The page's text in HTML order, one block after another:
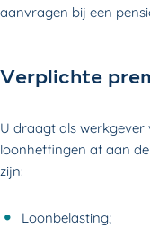
aanvragen bij een
Verplichte
U draagt als
loonheffingen af aan
zijn:
Loonbelasting;